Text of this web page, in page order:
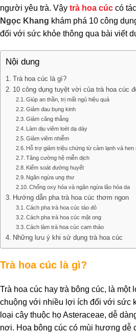
người yêu trà. Vậy trà hoa cúc có
Ngọc Khang khám phá 10 công
đối với sức khỏe thông qua bài viết
Nội dung
Trà hoa cúc là gì?
10 công dụng tuyệt vời của trà hoa cúc
Giúp an thần, trị mất ngủ hiệu quả
Giảm đau bụng kinh
Giảm căng thẳng
Làm dịu viêm loét dạ dày
Giảm viêm nhiễm
Hỗ trợ giảm triệu chứng từ cảm lạnh và hen
Tăng cường hệ miễn dịch
Kiểm soát đường huyết
Ngăn ngừa ung thư
Chống oxy hóa và ngăn ngừa lão hóa da
Hướng dẫn pha trà hoa cúc thơm ngon
Cách pha trà hoa cúc táo đỏ
Cách pha trà hoa cúc mật ong
Cách làm trà hoa cúc cam thảo
Những lưu ý khi sử dụng trà hoa cúc
Trà hoa cúc là gì?
Trà hoa cúc hay trà bông cúc, là một
chuộng với nhiều lợi ích đối với sức
loại cây thuộc họ Asteraceae, dễ
nơi. Hoa bông cúc có mùi hương dễ